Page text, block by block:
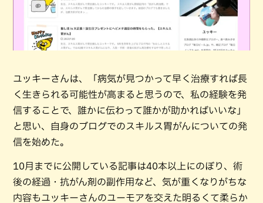
ユッキーさんは、「病気が見つかって早く治療すれば長
く生きられる可能性が高まると思うので、私の経験を発
信することで、誰かに伝わって誰かが助かればいいな」
と思い、自身のブログでのスキルス胃がんについての発
信を始めた。
10月までに公開している記事は40本以上にのぼり、術
後の経過・抗がん剤の副作用など、気が重くなりがちな
内容もユッキーさんのユーモアを交えた明るくて柔らか